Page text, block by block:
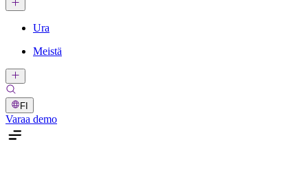
Ura
Meistä
FI
Varaa demo